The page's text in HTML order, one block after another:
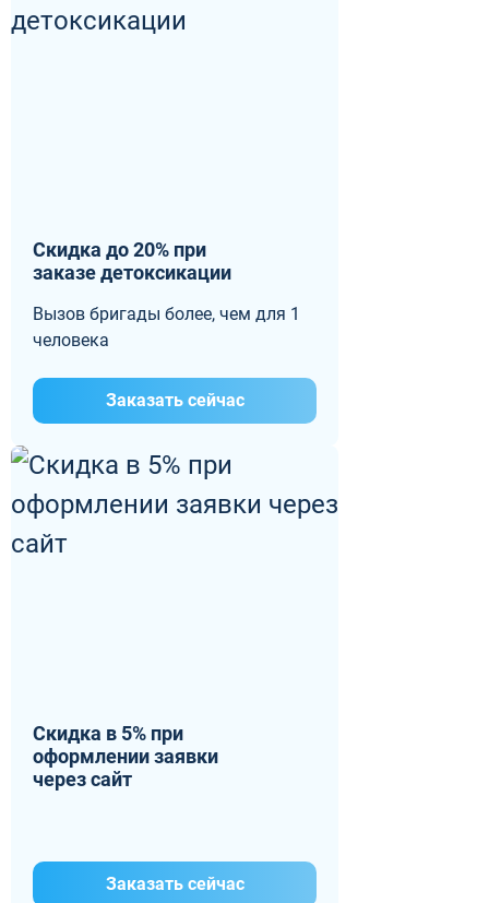
Скидка до 20% при
заказе детоксикации
Вызов бригады более, чем для 1
человека
Заказать сейчас
Скидка в 5% при
оформлении заявки
через сайт
Заказать сейчас